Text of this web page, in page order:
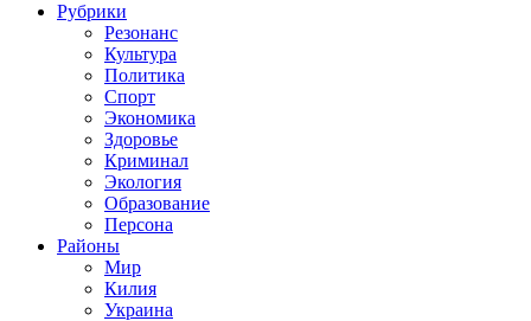
Рубрики
Резонанс
Культура
Политика
Спорт
Экономика
Здоровье
Криминал
Экология
Образование
Персона
Районы
Мир
Килия
Украина